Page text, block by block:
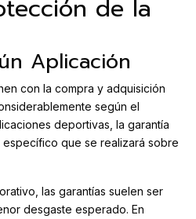
de la
Aplicación
con la compra y adquisición
según el
deportivas, la garantía
que se realizará sobre
las garantías suelen ser
desgaste esperado. En